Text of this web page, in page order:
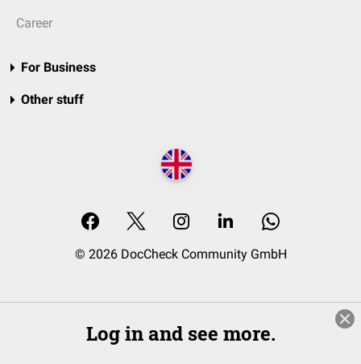
Career
For Business
Other stuff
© 2026 DocCheck Community GmbH
Log in and see more.